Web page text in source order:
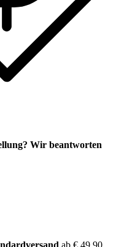
Wir beantworten
ab € 49,90